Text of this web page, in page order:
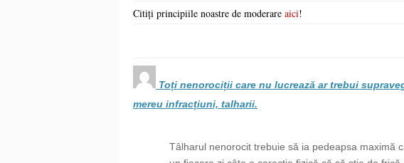
Citiți principiile noastre de moderare aici!
Toți nenorociții care nu lucrează ar trebui
mereu infracțiuni, talharii.
Tâlharul nenorocit trebuie să ia pedeapsa maximă